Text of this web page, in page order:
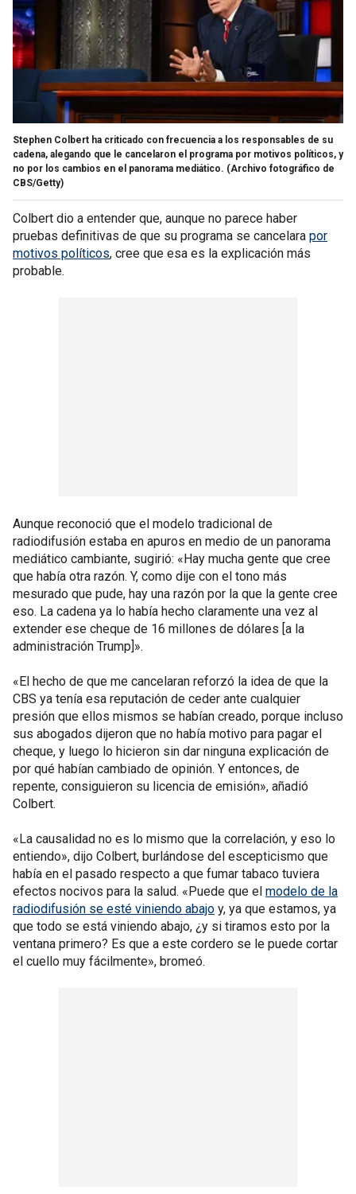
Stephen Colbert ha criticado con frecuencia a los responsables de su
cadena, alegando que le cancelaron el programa por motivos políticos, y
no por los cambios en el panorama mediático. (Archivo fotográfico de
CBS/Getty)
Colbert dio a entender que, aunque no parece haber
pruebas definitivas de que su programa se cancelara por
motivos políticos, cree que esa es la explicación más
probable.
Aunque reconoció que el modelo tradicional de
radiodifusión estaba en apuros en medio de un panorama
mediático cambiante, sugirió: «Hay mucha gente que cree
que había otra razón. Y, como dije con el tono más
mesurado que pude, hay una razón por la que la gente cree
eso. La cadena ya lo había hecho claramente una vez al
extender ese cheque de 16 millones de dólares [a la
administración Trump]».
«El hecho de que me cancelaran reforzó la idea de que la
CBS ya tenía esa reputación de ceder ante cualquier
presión que ellos mismos se habían creado, porque incluso
sus abogados dijeron que no había motivo para pagar el
cheque, y luego lo hicieron sin dar ninguna explicación de
por qué habían cambiado de opinión. Y entonces, de
repente, consiguieron su licencia de emisión», añadió
Colbert.
«La causalidad no es lo mismo que la correlación, y eso lo
entiendo», dijo Colbert, burlándose del escepticismo que
había en el pasado respecto a que fumar tabaco tuviera
efectos nocivos para la salud. «Puede que el modelo de la
radiodifusión se esté viniendo abajo y, ya que estamos, ya
que todo se está viniendo abajo, ¿y si tiramos esto por la
ventana primero? Es que a este cordero se le puede cortar
el cuello muy fácilmente», bromeó.